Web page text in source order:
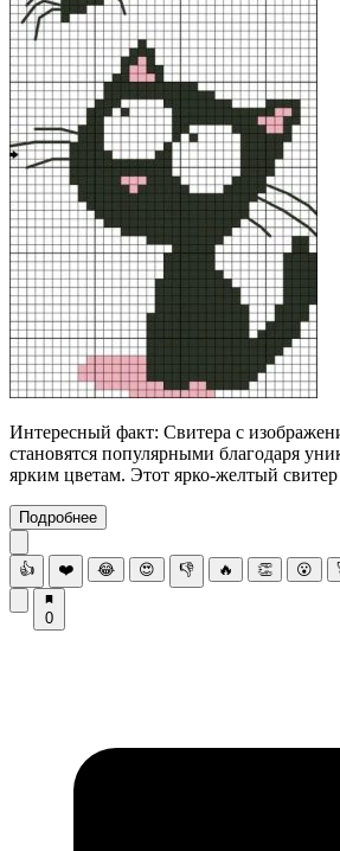
Интересный факт: Свитера с
становятся популярными благодаря
ярким цветам. Этот ярко-желтый
Подробнее
👍 ❤️ 😂 😍 👎 🔥 👏 😮
0